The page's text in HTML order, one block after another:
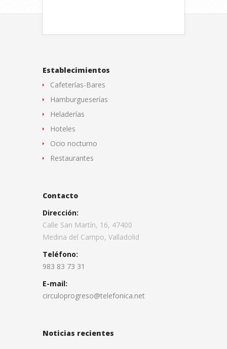
Establecimientos
Cafeterías-Bares
Hamburgueserías
Heladerías
Hoteles
Ocio nocturno
Restaurantes
Contacto
Dirección:
Calle San Martín, 16, 47400
Medina del Campo, Valladolid
Teléfono:
983 83 73 31
E-mail:
circuloprogreso@telefonica.net
Noticias recientes